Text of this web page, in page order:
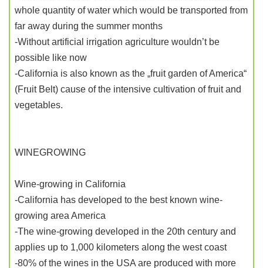
whole quantity of water which would be transported from
far away during the summer months
-Without artificial irrigation agriculture wouldn’t be
possible like now
-California is also known as the „fruit garden of America“
(Fruit Belt) cause of the intensive cultivation of fruit and
vegetables.
WINEGROWING
Wine-growing in California
-California has developed to the best known wine-
growing area America
-The wine-growing developed in the 20th century and
applies up to 1,000 kilometers along the west coast
-80% of the wines in the USA are produced with more